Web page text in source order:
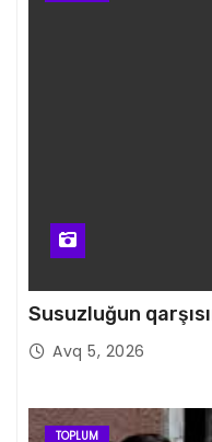
Susuzluğun
Avq 5, 2026
TOPLUM